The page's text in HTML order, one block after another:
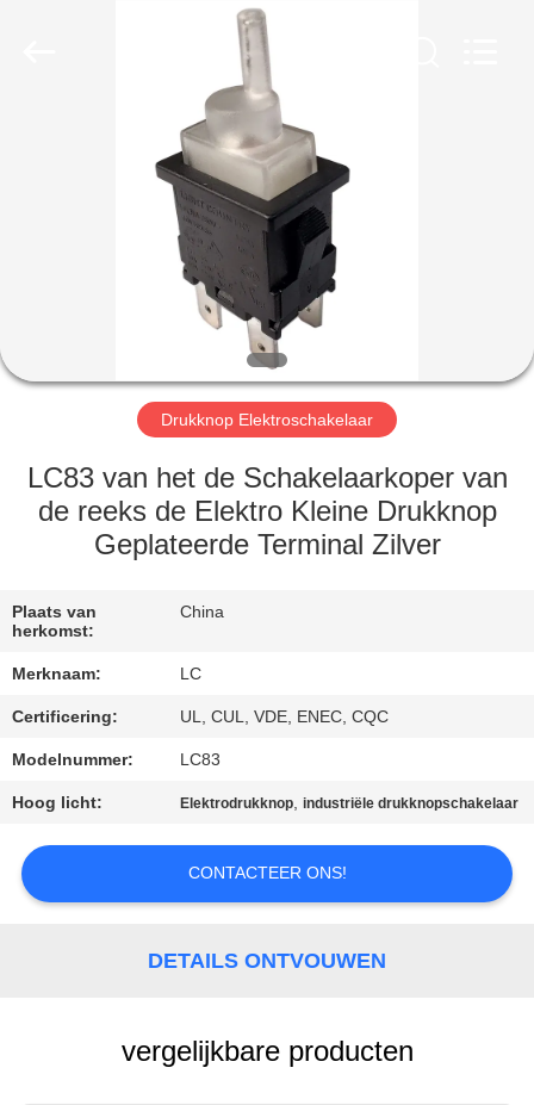
PRODUCTEN
VR-
SHOW
ONGEVEER
ONS
CONTACTEER
ONS
NIEUWS
GEVALLEN
PRIVACY
Drukknop Elektroschakelaar
LC83 van het de Schakelaarkoper van
de reeks de Elektro Kleine Drukknop
Geplateerde Terminal Zilver
Plaats van
herkomst:
China
Merknaam: LC
Certificering: UL, CUL, VDE, ENEC, CQC
Modelnummer: LC83
Hoog licht: Elektrodrukknop,industriële drukknopschakelaar
CONTACTEER ONS!
DETAILS ONTVOUWEN
vergelijkbare producten